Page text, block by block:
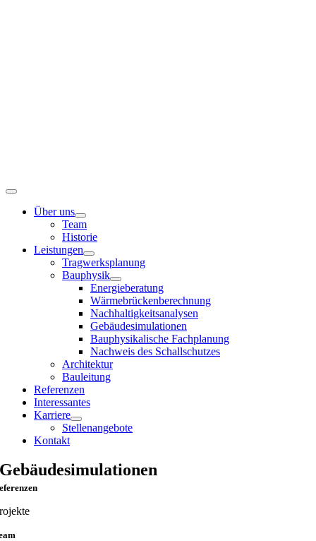
Toggle
NavigationÜber uns
Team
Historie
Leistungen
Tragwerksplanung
Bauphysik
Energieberatung
Wärmebrückenberechnung
Nachhaltigkeitsanalysen
Gebäudesimulationen
Bauphysikalische Fachplanung
Nachweis des Schallschutzes
Architektur
Bauleitung
Referenzen
Interessantes
Karriere
Stellenangebote
Kontakt
Gebäudesimulationen